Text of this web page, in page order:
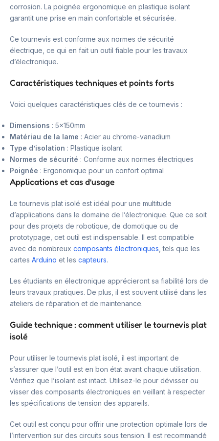
corrosion. La poignée ergonomique en plastique isolant
garantit une prise en main confortable et sécurisée.
Ce tournevis est conforme aux normes de sécurité
électrique, ce qui en fait un outil fiable pour les travaux
d’électronique.
Caractéristiques techniques et points forts
Voici quelques caractéristiques clés de ce tournevis :
Dimensions : 5x150mm
Matériau de la lame : Acier au chrome-vanadium
Type d’isolation : Plastique isolant
Normes de sécurité : Conforme aux normes électriques
Poignée : Ergonomique pour un confort optimal
Applications et cas d’usage
Le tournevis plat isolé est idéal pour une multitude
d’applications dans le domaine de l’électronique. Que ce soit
pour des projets de robotique, de domotique ou de
prototypage, cet outil est indispensable. Il est compatible
avec de nombreux composants électroniques , tels que les
cartes Arduino et les capteurs.
Les étudiants en électronique apprécieront sa fiabilité lors de
leurs travaux pratiques. De plus, il est souvent utilisé dans les
ateliers de réparation et de maintenance.
Guide technique : comment utiliser le tournevis plat
isolé
Pour utiliser le tournevis plat isolé, il est important de
s’assurer que l’outil est en bon état avant chaque utilisation.
Vérifiez que l’isolant est intact. Utilisez-le pour dévisser ou
visser des composants électroniques en veillant à respecter
les spécifications de tension des appareils.
Cet outil est conçu pour offrir une protection optimale lors de
l’intervention sur des circuits sous tension. Il est recommandé